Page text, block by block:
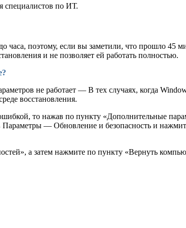
специалистов по ИТ.
часа, поэтому, если вы заметили, что прошло 45
и не позволяет ей работать полностью.
не работает — В тех случаях, когда
восстановления.
то нажав по пункту «Дополнительные
Параметры — Обновление и безопасность и
а затем нажмите по пункту «Вернуть